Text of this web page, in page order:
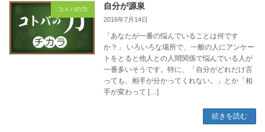
コトバの力 自分が源泉
2016年7月14日
「あなたが一番の悩んでいることは何です
か？」 いろいろな場所で、一般の人にアンケー
トをとると他人との人間関係で悩んでいる人が
一番多いそうです。特に、「自分がどれだけ言
っても、相手が分かってくれない。」とか「相
手が変わって […]
続きを読む